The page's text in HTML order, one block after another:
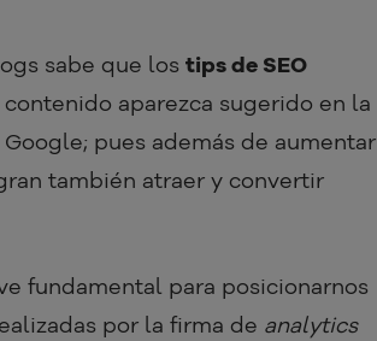
sabe que los tips de SEO
aparezca sugerido en la
pues además de aumentar
también atraer y convertir
fundamental para posicionarnos
por la firma de analytics